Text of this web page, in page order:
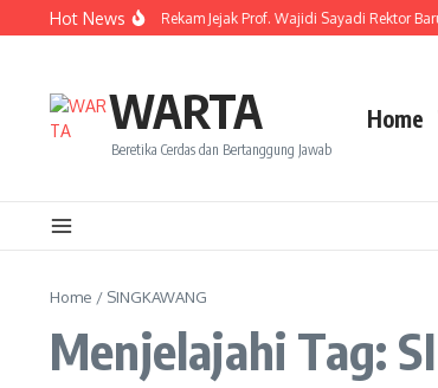
Lewati ke konten
Hot News
Resmi Dilantik! Ini Rekam Jejak Prof. Wajidi Sayadi Rektor
WARTA
Beretika Cerdas dan Bertanggung Jawab
Home
Home / SINGKAWANG
Menjelajahi Tag: